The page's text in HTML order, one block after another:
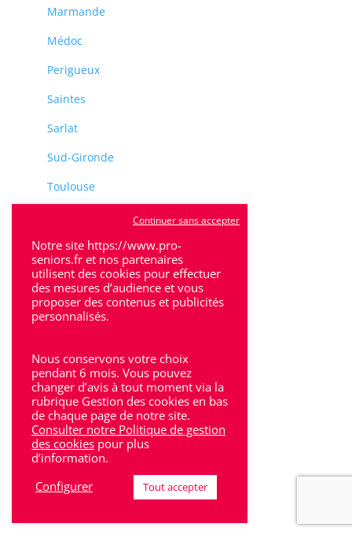
Marmande
Médoc
Perigueux
Saintes
Sarlat
Sud-Gironde
Toulouse
Villeneuve-Sur-Lot
Bron
Lyon
Lyon 6
Villeurbanne
Calluire
Notre site https://www.pro-
seniors.fr et nos partenaires
utilisent des cookies pour effectuer
des mesures d’audience et vous
proposer des contenus et publicités
personnalisés.
Nous conservons votre choix
pendant 6 mois. Vous pouvez
changer d’avis à tout moment via la
rubrique Gestion des cookies en bas
de chaque page de notre site.
Consulter notre Politique de gestion
des cookies pour plus
d’information.
Configurer
Continuer sans accepter
Tout accepter